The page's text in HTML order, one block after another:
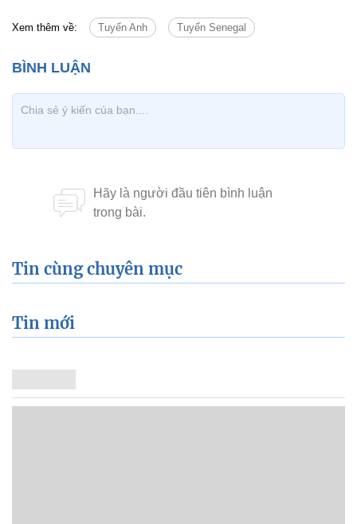
Xem thêm về: Tuyển Anh Tuyển Senegal
Tin cùng chuyên mục
Tin mới